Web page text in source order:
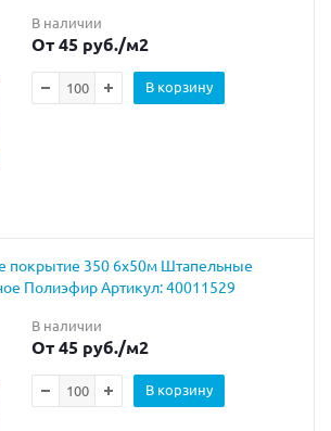
В наличии
От 45 руб./м2
В корзину
покрытие 350 6х50м Штапельные
Полиэфир Артикул: 40011529
В наличии
От 45 руб./м2
В корзину